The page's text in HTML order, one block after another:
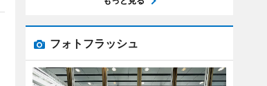
フォトフラッシュ